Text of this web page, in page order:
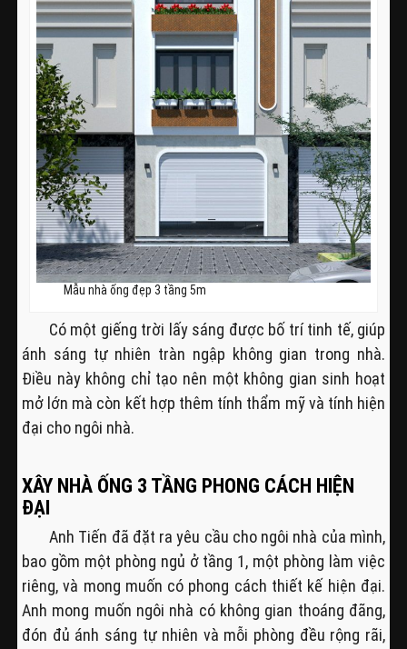
Mẫu nhà ống đẹp 3 tầng 5m
Có một giếng trời lấy sáng được bố trí tinh tế, giúp
ánh sáng tự nhiên tràn ngập không gian trong nhà.
Điều này không chỉ tạo nên một không gian sinh hoạt
mở lớn mà còn kết hợp thêm tính thẩm mỹ và tính hiện
đại cho ngôi nhà.
XÂY NHÀ ỐNG 3 TẦNG PHONG CÁCH HIỆN
ĐẠI
Anh Tiến đã đặt ra yêu cầu cho ngôi nhà của mình,
bao gồm một phòng ngủ ở tầng 1, một phòng làm việc
riêng, và mong muốn có phong cách thiết kế hiện đại.
Anh mong muốn ngôi nhà có không gian thoáng đãng,
đón đủ ánh sáng tự nhiên và mỗi phòng đều rộng rãi,